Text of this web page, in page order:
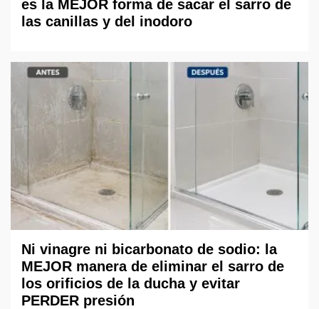
es la MEJOR forma de sacar el sarro de
las canillas y del inodoro
Ni vinagre ni bicarbonato de sodio: la
MEJOR manera de eliminar el sarro de
los orificios de la ducha y evitar
PERDER presión